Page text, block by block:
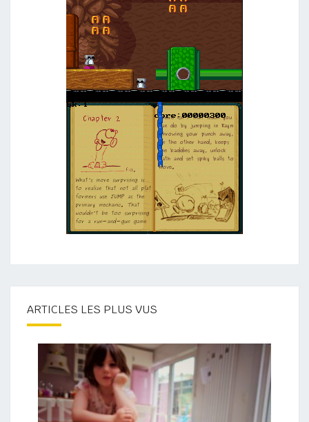
ARTICLES LES PLUS VUS